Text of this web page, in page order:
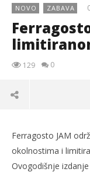
NOVO ZABAVA
129 0
Ferragosto JAM
okolnostima i
Ovogodišnje